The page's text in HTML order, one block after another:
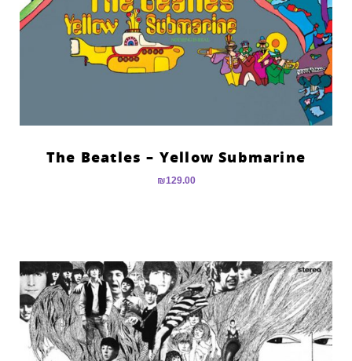
The Beatles – Yellow Submarine
₪129.00